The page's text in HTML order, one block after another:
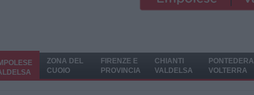
ZONA DEL
CUOIO
FIRENZE E
PROVINCIA
CHIANTI
VALDELSA
PONTEDERA
VOLTERRA